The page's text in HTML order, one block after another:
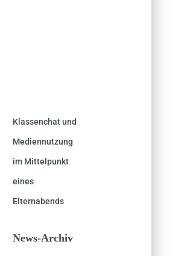
Klassenchat und
Mediennutzung
im Mittelpunkt
eines
Elternabends
News-Archiv